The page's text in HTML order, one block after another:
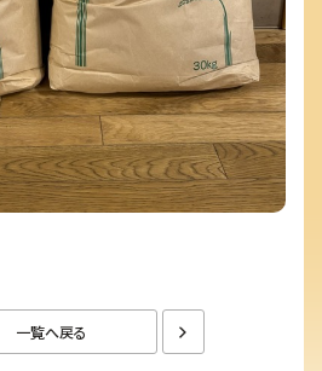
一覧へ戻る